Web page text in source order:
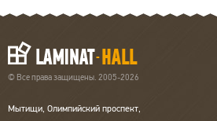
© Все права защищены. 2005-2026
Мытищи, Олимпийский проспект,